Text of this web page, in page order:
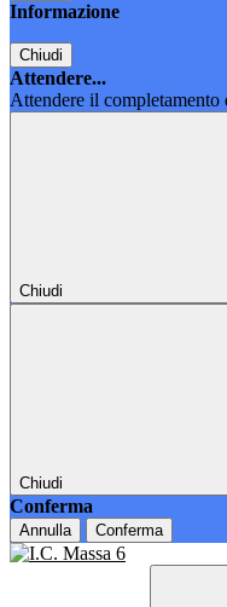
Informazione
Chiudi
Attendere...
Attendere il completamento
Chiudi
Chiudi
Conferma
Annulla Conferma